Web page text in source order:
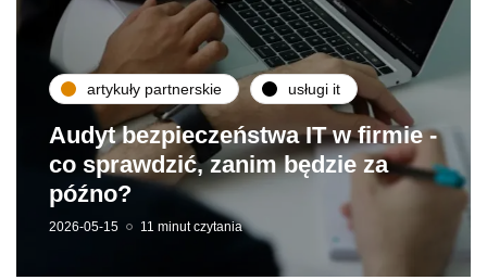
artykuły partnerskie usługi it
Audyt bezpieczeństwa IT w firmie -
co sprawdzić, zanim będzie za
późno?
2026-05-15 11 minut czytania